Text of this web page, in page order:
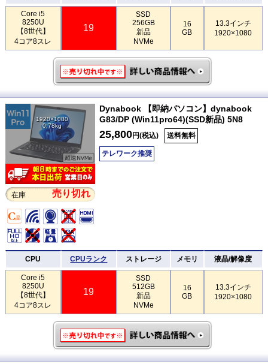
Core i5
8250U
【8世代】
4コア8スレ
19
SSD
256GB
新品
NVMe
16
GB
13.3インチ
1920×1080
1920×1080
0.78kg
在庫 売り切れ
Dynabook 【即納パソコン】dynabook
G83/DP (Win11pro64)(SSD新品) 5N8
25,800円(税込) 送料無料
テレワーク推奨
CPU CPUランク ストレージ メモリ 液晶/解像度
Core i5
8250U
【8世代】
4コア8スレ
19
SSD
512GB
新品
NVMe
16
GB
13.3インチ
1920×1080